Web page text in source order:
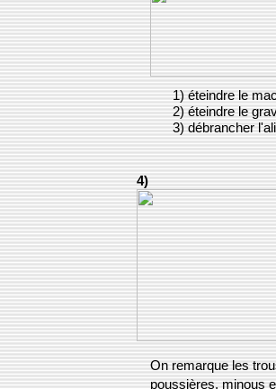
1) éteindre le
2) éteindre le
3) débrancher
4)
On remarque les
poussières, minous